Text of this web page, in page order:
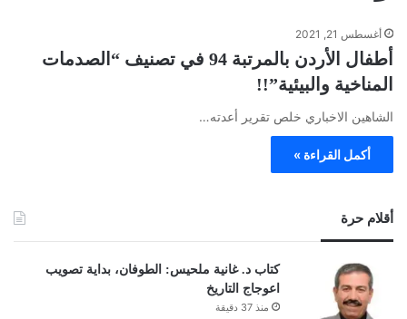
أغسطس 21, 2021
أطفال الأردن بالمرتبة 94 في تصنيف “الصدمات
المناخية والبيئية”!!
الشاهين الاخباري خلص تقرير أعدته…
أكمل القراءة »
أقلام حرة
كتاب د. غانية ملحيس: الطوفان، بداية تصويب
اعوجاج التاريخ
منذ 37 دقيقة